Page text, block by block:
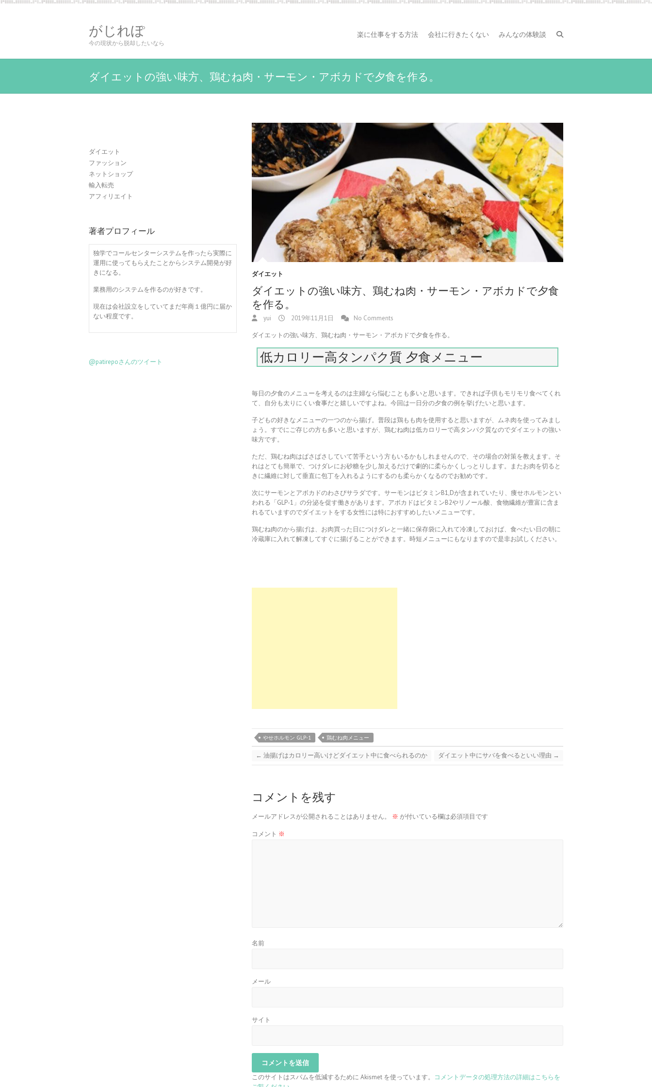
がじれぽ
今の現状から脱却したいなら
楽に仕事をする方法 会社に行きたくない みんなの体験談
ダイエットの強い味方、鶏むね肉・サーモン・アボカドで夕食を作る。
ダイエット
ダイエットの強い味方、鶏むね肉・サーモン・アボカドで夕食
を作る。
yui 2019年11月1日 No Comments
ダイエットの強い味方、鶏むね肉・サーモン・アボカドで夕食を作る。
低カロリー高タンパク質 夕食メニュー
毎日の夕食のメニューを考えるのは主婦なら悩むことも多いと思います。できれば子供もモリモリ食べてくれ
て、自分も太りにくい食事だと嬉しいですよね。今回は一日分の夕食の例を挙げたいと思います。
子どもの好きなメニューの一つのから揚げ。普段は鶏もも肉を使用すると思いますが、ムネ肉を使ってみまし
ょう。すでにご存じの方も多いと思いますが、鶏むね肉は低カロリーで高タンパク質なのでダイエットの強い
味方です。
ただ、鶏むね肉はぱさぱさしていて苦手という方もいるかもしれませんので、その場合の対策を教えます。そ
れはとても簡単で、つけダレにお砂糖を少し加えるだけで劇的に柔らかくしっとりします。またお肉を切ると
きに繊維に対して垂直に包丁を入れるようにするのも柔らかくなるのでお勧めです。
次にサーモンとアボカドのわさびサラダです。サーモンはビタミンB1,Dが含まれていたり、痩せホルモンとい
われる「GLP-1」の分泌を促す働きがあります。アボカドはビタミンB2やリノール酸、食物繊維が豊富に含ま
れるていますのでダイエットをする女性には特におすすめしたいメニューです。
鶏むね肉のから揚げは、お肉買った日につけダレと一緒に保存袋に入れて冷凍しておけば、食べたい日の朝に
冷蔵庫に入れて解凍してすぐに揚げることができます。時短メニューにもなりますので是非お試しください。
やせホルモン GLP-1 鶏むね肉メニュー
← 油揚げはカロリー高いけどダイエット中に食べられるのか ダイエット中にサバを食べるといい理由 →
コメントを残す
メールアドレスが公開されることはありません。 ※ が付いている欄は必須項目です
コメント ※
名前
メール
サイト
このサイトはスパムを低減するために Akismet を使っています。
コメントデータの処理方法の詳細はこちらを
ダイエット
ファッション
ネットショップ
輸入転売
アフィリエイト
著者プロフィール
独学でコールセンターシステムを作ったら実際に
運用に使ってもらえたことからシステム開発が好
きになる。
業務用のシステムを作るのが好きです。
現在は会社設立をしていてまだ年商１億円に届か
ない程度です。
@patirepoさんのツイート